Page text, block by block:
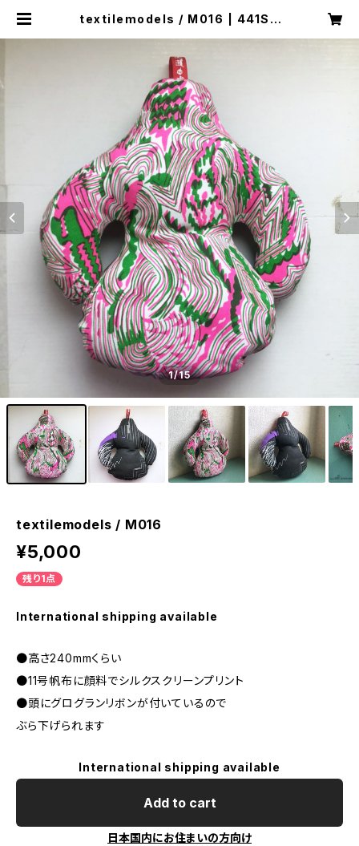
textilemodels / M016 | 441SH
1/15
textilemodels / M016
¥5,000
残り1点
International shipping available
●高さ240mmくらい
●11号帆布に顔料でシルクスクリーンプリント
●頭にグログランリボンが付いているので
ぶら下げられます
International shipping available
Add to cart
日本国内にお住まいの方向け